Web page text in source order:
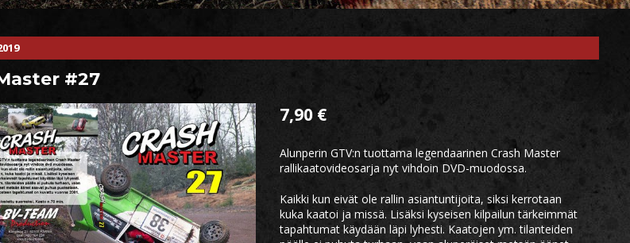
#27
7,90 €
Alunperin GTV:n tuottama legendaarinen Crash Master
rallikaatovideosarja nyt vihdoin DVD-muodossa.
Kaikki kun eivät ole rallin asiantuntijoita, siksi kerrotaan
kuka kaatoi ja missä. Lisäksi kyseisen kilpailun tärkeimmät
tapahtumat käydään läpi lyhesti. Kaatojen ym. tilanteiden